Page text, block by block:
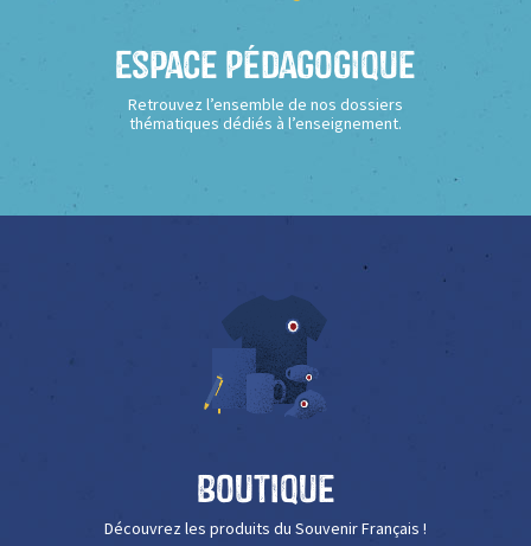
Espace Pédagogique
Retrouvez l’ensemble de nos dossiers
thématiques dédiés à l’enseignement.
Boutique
Découvrez les produits du Souvenir Français !